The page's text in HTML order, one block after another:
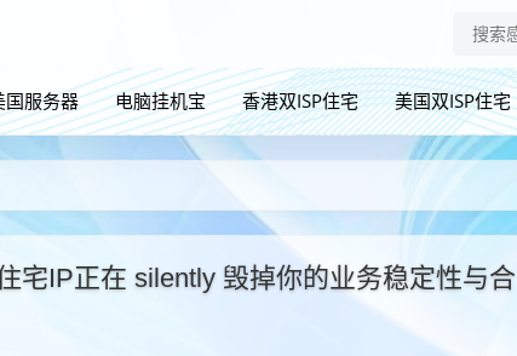
国服务器 电脑挂机宝 香港双ISP住宅 美国双ISP住宅
宅IP正在 silently 毁掉你的业务稳定性与合